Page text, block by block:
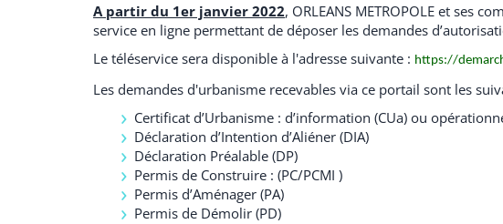
A partir du 1er janvier 2022, ORLEANS METROPOLE et ses
service en ligne permettant de déposer les demandes
Le téléservice sera disponible à l'adresse suivante : https://
Les demandes d'urbanisme recevables via ce portail sont les
Certificat d’Urbanisme : d’information (CUa) ou
Déclaration d’Intention d’Aliéner (DIA)
Déclaration Préalable (DP)
Permis de Construire : (PC/PCMI )
Permis d’Aménager (PA)
Permis de Démolir (PD)